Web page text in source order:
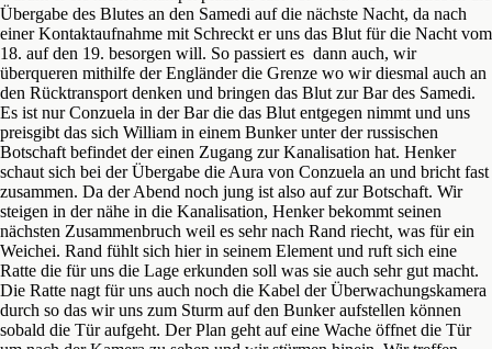
Übergabe des Blutes an den Samedi auf die nächste Nacht, da nach
einer Kontaktaufnahme mit Schreckt er uns das Blut für die Nacht vom
18. auf den 19. besorgen will. So passiert es dann auch, wir
überqueren mithilfe der Engländer die Grenze wo wir diesmal auch an
den Rücktransport denken und bringen das Blut zur Bar des Samedi.
Es ist nur Conzuela in der Bar die das Blut entgegen nimmt und uns
preisgibt das sich William in einem Bunker unter der russischen
Botschaft befindet der einen Zugang zur Kanalisation hat. Henker
schaut sich bei der Übergabe die Aura von Conzuela an und bricht fast
zusammen. Da der Abend noch jung ist also auf zur Botschaft. Wir
steigen in der nähe in die Kanalisation, Henker bekommt seinen
nächsten Zusammenbruch weil es sehr nach Rand riecht, was für ein
Weichei. Rand fühlt sich hier in seinem Element und ruft sich eine
Ratte die für uns die Lage erkunden soll was sie auch sehr gut macht.
Die Ratte nagt für uns auch noch die Kabel der Überwachungskamera
durch so das wir uns zum Sturm auf den Bunker aufstellen können
sobald die Tür aufgeht. Der Plan geht auf eine Wache öffnet die Tür